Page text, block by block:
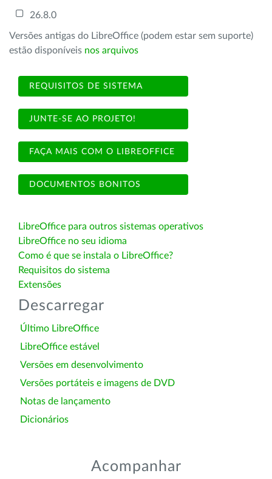
26.8.0
Versões antigas do LibreOffice (podem estar sem suporte)
estão disponíveis nos arquivos
REQUISITOS DE SISTEMA
JUNTE-SE AO PROJETO!
FAÇA MAIS COM O LIBREOFFICE
DOCUMENTOS BONITOS
LibreOffice para outros sistemas operativos
LibreOffice no seu idioma
Como é que se instala o LibreOffice?
Requisitos do sistema
Extensões
Descarregar
Último LibreOffice
LibreOffice estável
Versões em desenvolvimento
Versões portáteis e imagens de DVD
Notas de lançamento
Dicionários
Acompanhar